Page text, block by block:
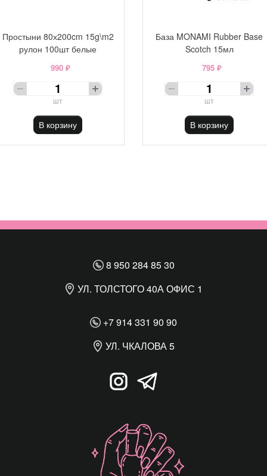
Простыни 80х200cm 15g\m2
рулон 100шт белые
990 ₽
шт
В корзину
База MONAMI Rubber Base
Scotch 15мл
795 ₽
шт
В корзину
8 950 284 85 30
УЛ. ТОЛСТОГО 40А ОФИС 1
+7 914 331 90 90
УЛ. ЧКАЛОВА 5